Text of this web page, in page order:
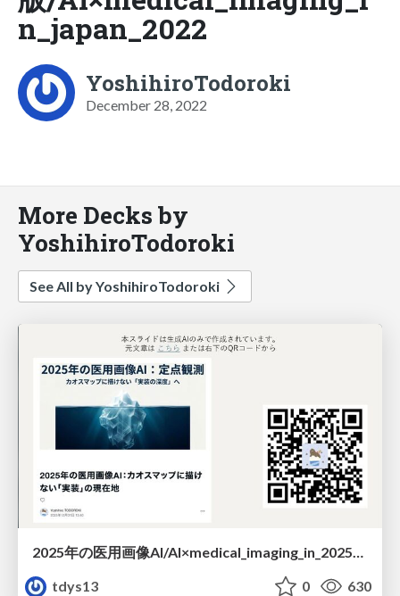
n_japan_2022
YoshihiroTodoroki
December 28, 2022
More Decks by
YoshihiroTodoroki
See All by YoshihiroTodoroki
2025年の医用画像AI/AI×medical_imaging_in_2025_generated_by_AI
tdys13
0 630